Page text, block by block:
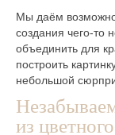
Мы даём
создания чего-то
объединить для
построить
небольшой
из